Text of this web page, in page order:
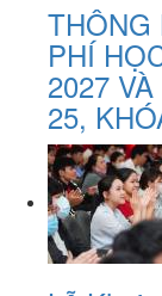
THÔNG
PHÍ
2027
25,